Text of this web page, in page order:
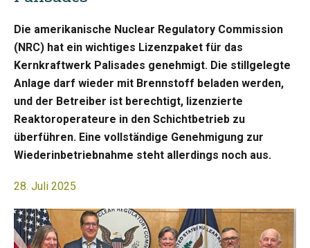
Die amerikanische Nuclear Regulatory Commission
(NRC) hat ein wichtiges Lizenzpaket für das
Kernkraftwerk Palisades genehmigt. Die stillgelegte
Anlage darf wieder mit Brennstoff beladen werden,
und der Betreiber ist berechtigt, lizenzierte
Reaktoroperateure in den Schichtbetrieb zu
überführen. Eine vollständige Genehmigung zur
Wiederinbetriebnahme steht allerdings noch aus.
28. Juli 2025